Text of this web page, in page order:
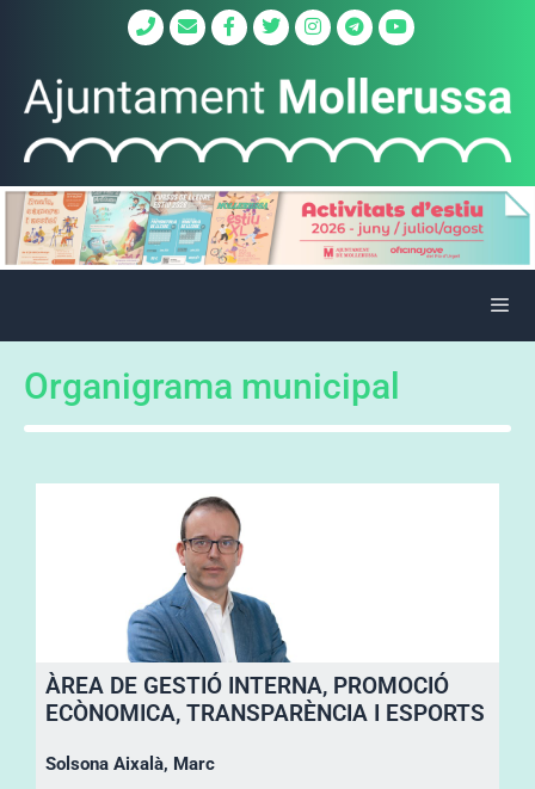
Organigrama municipal
ÀREA DE GESTIÓ INTERNA, PROMOCIÓ
ECÒNOMICA, TRANSPARÈNCIA I ESPORTS
Solsona Aixalà, Marc